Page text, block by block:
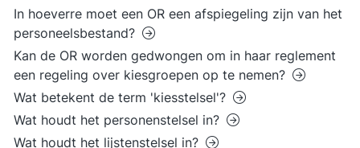
In hoeverre moet een OR een afspiegeling zijn van het
personeelsbestand?
Kan de OR worden gedwongen om in haar reglement
een regeling over kiesgroepen op te nemen?
Wat betekent de term 'kiesstelsel'?
Wat houdt het personenstelsel in?
Wat houdt het lijstenstelsel in?